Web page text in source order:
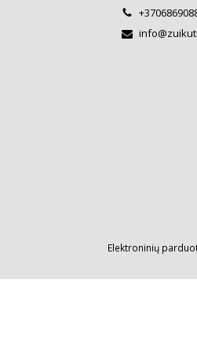
Elektroninių